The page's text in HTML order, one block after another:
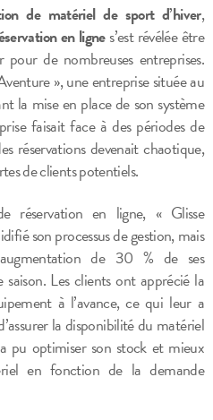
de matériel de sport d’hiver,
en lignes’est révélée être
de nombreuses entreprises.
», une entreprise située au
la mise en place de son système
faisait face à des périodes de
réservations devenait chaotique,
de clients potentiels.
réservation en ligne, « Glisse
son processus de gestion, mais
de 30 % de ses
Les clients ont apprécié la
à l’avance, ce qui leur a
la disponibilité du matériel
pu optimiser son stock et mieux
en fonction de la demande